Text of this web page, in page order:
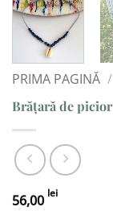
PRIMA PAGINĂ /
Brățară de
56,00 lei